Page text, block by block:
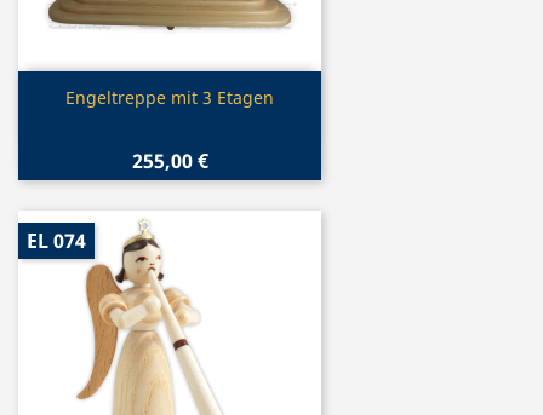
Vorschau
Engeltreppe mit 3 Etagen
255,00 €
EL 074